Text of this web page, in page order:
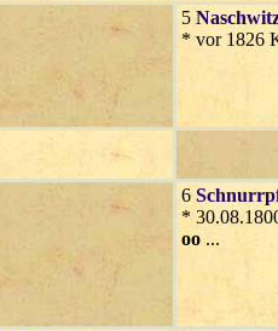
5
* vor 1826
6
*
oo ...